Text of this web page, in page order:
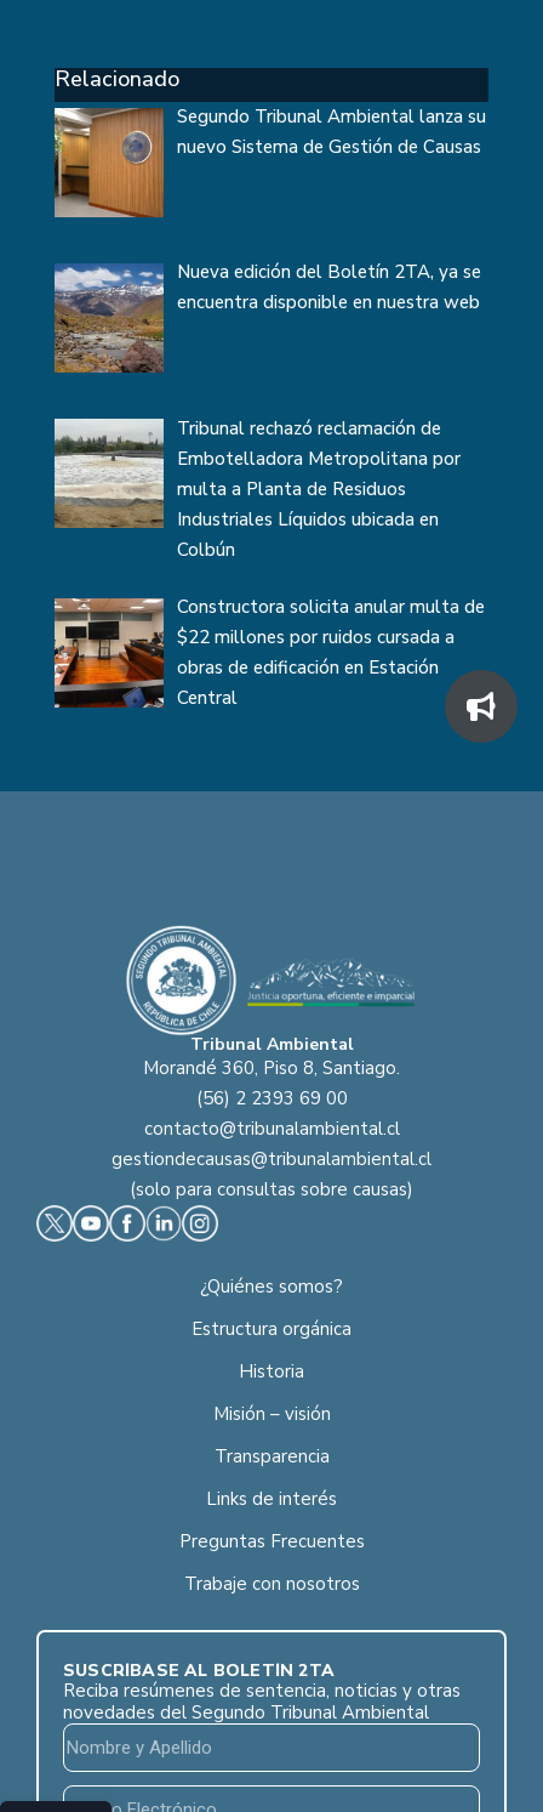
Relacionado
Segundo Tribunal Ambiental lanza su
nuevo Sistema de Gestión de Causas
Nueva edición del Boletín 2TA, ya se
encuentra disponible en nuestra web
Tribunal rechazó reclamación de
Embotelladora Metropolitana por
multa a Planta de Residuos
Industriales Líquidos ubicada en
Colbún
Constructora solicita anular multa de
$22 millones por ruidos cursada a
obras de edificación en Estación
Central
Tribunal Ambiental
Morandé 360, Piso 8, Santiago.
(56) 2 2393 69 00
contacto@tribunalambiental.cl
gestiondecausas@tribunalambiental.cl
(solo para consultas sobre causas)
¿Quiénes somos?
Estructura orgánica
Historia
Misión – visión
Transparencia
Links de interés
Preguntas Frecuentes
Trabaje con nosotros
SUSCRÍBASE AL BOLETÍN 2TA
Reciba resúmenes de sentencia, noticias y otras
novedades del Segundo Tribunal Ambiental